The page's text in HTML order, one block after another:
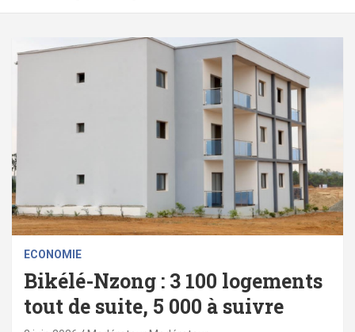
ECONOMIE
Bikélé-Nzong : 3 100 logements
tout de suite, 5 000 à suivre